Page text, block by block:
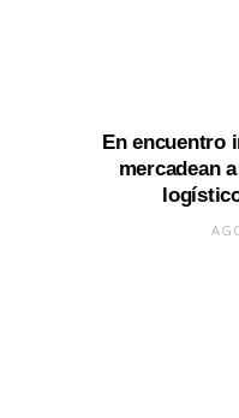
En encuentro
mercadean